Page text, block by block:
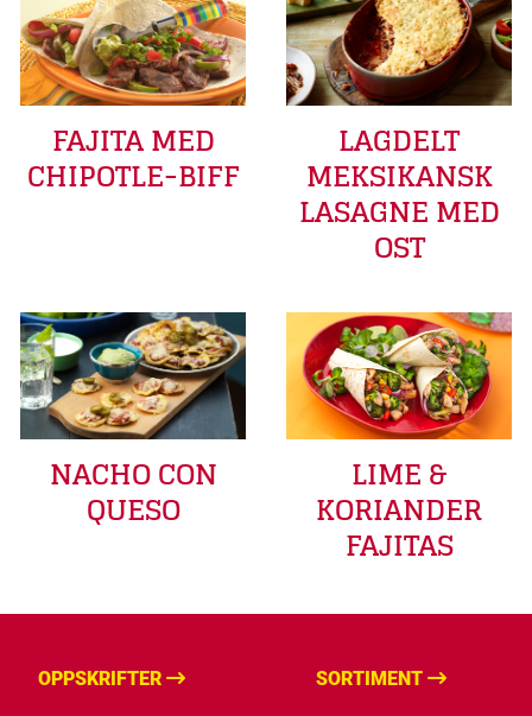
FAJITA MED
CHIPOTLE-BIFF
LAGDELT
MEKSIKANSK
LASAGNE MED
OST
NACHO CON
QUESO
LIME &
KORIANDER
FAJITAS
OPPSKRIFTER SORTIMENT